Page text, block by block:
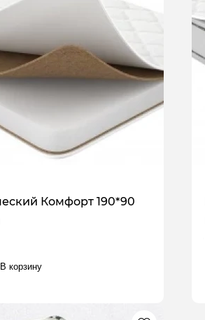
Комфорт 190*90
В корзину